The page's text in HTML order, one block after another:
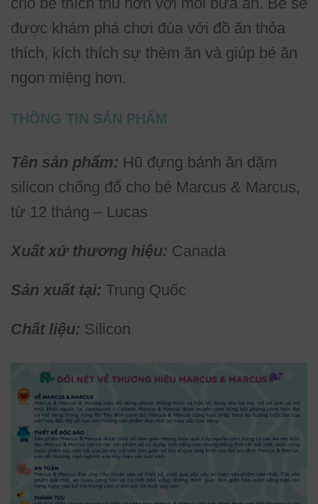
được khám phá chơi đùa với đồ ăn thỏa
thích, kích thích sự thèm ăn và giúp bé ăn
ngon miệng hơn.
THÔNG TIN SẢN PHẨM
Tên sản phẩm: Hũ đựng bánh ăn dặm
silicon chống đổ cho bé Marcus & Marcus,
từ 12 tháng – Lucas
Xuất xứ thương hiệu: Canada
Sản xuất tại: Trung Quốc
Chất liệu: Silicon